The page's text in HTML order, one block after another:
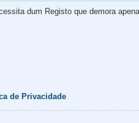
dum Registo que demora
de Privacidade